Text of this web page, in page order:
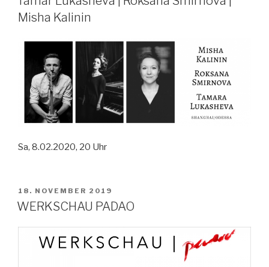
Misha Kalinin
Sa, 8.02.2020, 20 Uhr
VERÖFFENTLICHT
AM
18. NOVEMBER 2019
WERKSCHAU PADAO